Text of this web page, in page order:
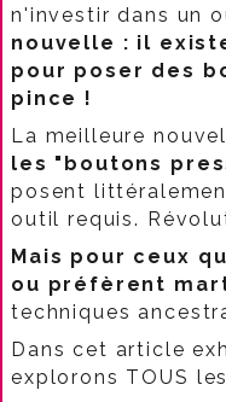
n'investir dans un
nouvelle : il
pour poser des
pince !
La meilleure
les "boutons
posent
outil requis.
Mais pour ceux
ou préfèrent
techniques
Dans cet article
explorons TOUS